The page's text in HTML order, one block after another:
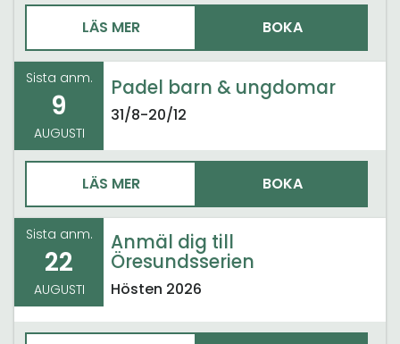
LÄS MER BOKA
Sista anm.
9
AUGUSTI
Padel barn & ungdomar
31/8-20/12
LÄS MER BOKA
Sista anm.
22
AUGUSTI
Anmäl dig till
Öresundsserien
Hösten 2026